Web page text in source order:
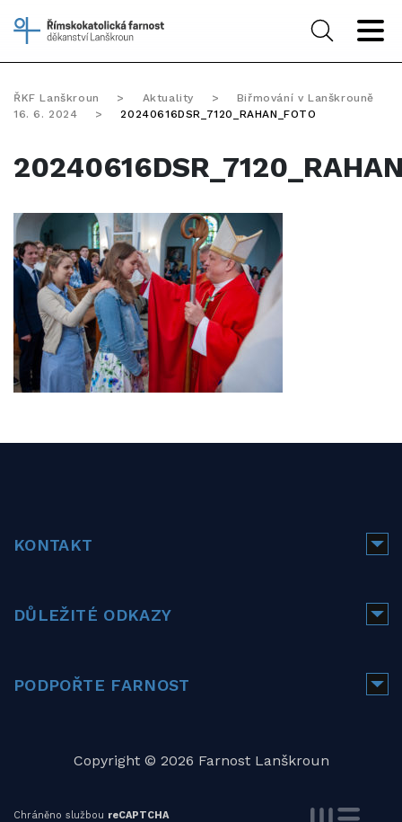
ŘKF Lanškroun > Aktuality >
Biřmování v Lanškrouně
16. 6. 2024
> 20240616DSR_7120_RAHAN_FOTO
KONTAKT
DŮLEŽITÉ ODKAZY
PODPOŘTE FARNOST
Copyright © 2026 Farnost Lanškroun
Chráněno službou reCAPTCHA